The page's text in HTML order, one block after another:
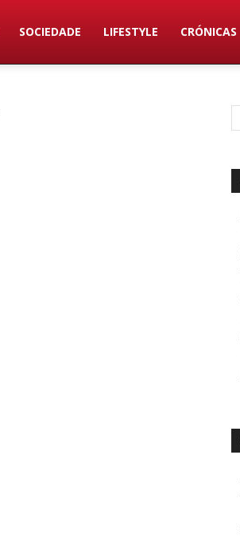
SOCIEDADE LIFESTYLE CRÓNICAS